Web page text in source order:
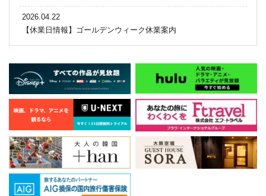
2026.04.22
【休業日情報】ゴールデンウィーク休業案内